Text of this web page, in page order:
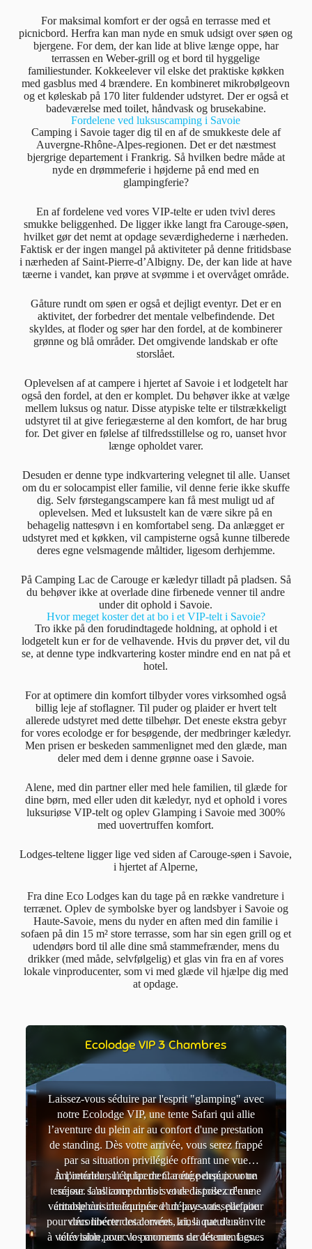
For maksimal komfort er der også en terrasse med et
picnicbord. Herfra kan man nyde en smuk udsigt over søen og
bjergene. For dem, der kan lide at blive længe oppe, har
terrassen en Weber-grill og et bord til hyggelige
familiestunder. Kokkeelever vil elske det praktiske køkken
med gasblus med 4 brændere. En kombineret mikrobølgeovn
og et køleskab på 170 liter fuldender udstyret. Der er også et
badeværelse med toilet, håndvask og brusekabine.
Fordelene ved luksuscamping i Savoie
Camping i Savoie tager dig til en af de smukkeste dele af
Auvergne-Rhône-Alpes-regionen. Det er det næstmest
bjergrige departement i Frankrig. Så hvilken bedre måde at
nyde en drømmeferie i højderne på end med en
glampingferie?
En af fordelene ved vores VIP-telte er uden tvivl deres
smukke beliggenhed. De ligger ikke langt fra Carouge-søen,
hvilket gør det nemt at opdage seværdighederne i nærheden.
Faktisk er der ingen mangel på aktiviteter på denne fritidsbase
i nærheden af Saint-Pierre-d’Albigny. De, der kan lide at have
tæerne i vandet, kan prøve at svømme i et overvåget område.
Gåture rundt om søen er også et dejligt eventyr. Det er en
aktivitet, der forbedrer det mentale velbefindende. Det
skyldes, at floder og søer har den fordel, at de kombinerer
grønne og blå områder. Det omgivende landskab er ofte
storslået.
Oplevelsen af at campere i hjertet af Savoie i et lodgetelt har
også den fordel, at den er komplet. Du behøver ikke at vælge
mellem luksus og natur. Disse atypiske telte er tilstrækkeligt
udstyret til at give feriegæsterne al den komfort, de har brug
for. Det giver en følelse af tilfredsstillelse og ro, uanset hvor
længe opholdet varer.
Desuden er denne type indkvartering velegnet til alle. Uanset
om du er solocampist eller familie, vil denne ferie ikke skuffe
dig. Selv førstegangscampere kan få mest muligt ud af
oplevelsen. Med et luksustelt kan de være sikre på en
behagelig nattesøvn i en komfortabel seng. Da anlægget er
udstyret med et køkken, vil campisterne også kunne tilberede
deres egne velsmagende måltider, ligesom derhjemme.
På Camping Lac de Carouge er kæledyr tilladt på pladsen. Så
du behøver ikke at overlade dine firbenede venner til andre
under dit ophold i Savoie.
Hvor meget koster det at bo i et VIP-telt i Savoie?
Tro ikke på den forudindtagede holdning, at ophold i et
lodgetelt kun er for de velhavende. Hvis du prøver det, vil du
se, at denne type indkvartering koster mindre end en nat på et
hotel.
For at optimere din komfort tilbyder vores virksomhed også
billig leje af stoflagner. Til puder og plaider er hvert telt
allerede udstyret med dette tilbehør. Det eneste ekstra gebyr
for vores ecolodge er for besøgende, der medbringer kæledyr.
Men prisen er beskeden sammenlignet med den glæde, man
deler med dem i denne grønne oase i Savoie.
Alene, med din partner eller med hele familien, til glæde for
dine børn, med eller uden dit kæledyr, nyd et ophold i vores
luksuriøse VIP-telt og oplev Glamping i Savoie med 300%
med uovertruffen komfort.
Lodges-teltene ligger lige ved siden af Carouge-søen i Savoie,
i hjertet af Alperne,
Fra dine Eco Lodges kan du tage på en række vandreture i
terrænet. Oplev de symbolske byer og landsbyer i Savoie og
Haute-Savoie, mens du nyder en aften med din familie i
sofaen på din 15 m² store terrasse, som har sin egen grill og et
udendørs bord til alle dine små stammefrænder, mens du
drikker (med måde, selvfølgelig) et glas vin fra en af vores
lokale vinproducenter, som vi med glæde vil hjælpe dig med
at opdage.
Ecolodge VIP 3 Chambres
Laissez-vous séduire par l'esprit "glamping" avec
notre Ecolodge VIP, une tente Safari qui allie
l’aventure du plein air au confort d'une prestation
de standing. Dès votre arrivée, vous serez frappé
par sa situation privilégiée offrant une vue
imprenable sur le lac de Carouge depuis votre
terrasse. L'alliance du bois et de la toile crée une
atmosphère chaleureuse et dépaysante, parfaite
pour déconnecter totalement. Ici, la nature s’invite
à votre table, avec le panorama sur les montagnes
À l’intérieur, l’équipement a été pensé pour un
séjour sans compromis : vous disposez d'une
véritable cuisine équipée d’un lave-vaisselle pour
vous libérer des corvées, ainsi que d'une
télévision pour vos moments de détente. Les